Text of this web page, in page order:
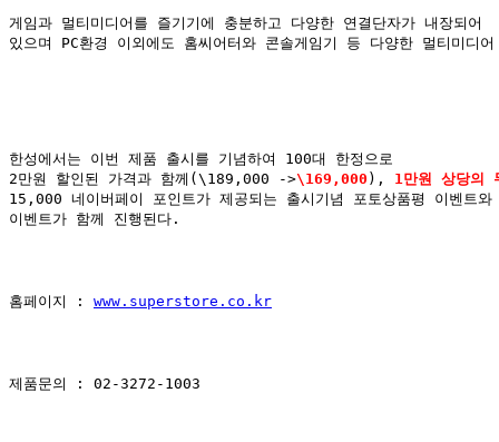
게임과 멀티미디어를 즐기기에 충분하고 다양한 연결단자가 내장되어
있으며
PC환경 이외에도 홈씨어터와 콘솔게임기 등 다양한 멀티미디
한성에서는 이번 제품 출시를 기념하여 100대 한정으로
2만원 할인된 가격과 함께 (\189,000 ->\169,000 ), 1 만원 상당의
15,000 네이버페이 포인트가 제공되는 출시기념 포토상품평 이벤트와
이벤트가 함께 진행된다 .
홈페이지 : www.superstore.co.kr
제품문의 : 02-3272-1003